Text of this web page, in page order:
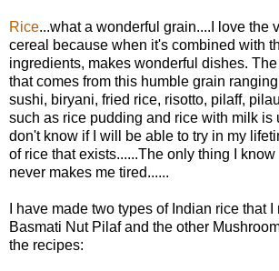
Rice...what a wonderful grain....I love the
cereal because when it's combined with
ingredients, makes wonderful dishes.
that comes from this humble grain
sushi, biryani, fried rice, risotto, pilaff,
such as rice pudding and rice with milk is
don't know if I will be able to try in my
of rice that exists......The only thing I
never makes me tired......
I have made two types of Indian rice that
Basmati Nut Pilaf and the other
the recipes: